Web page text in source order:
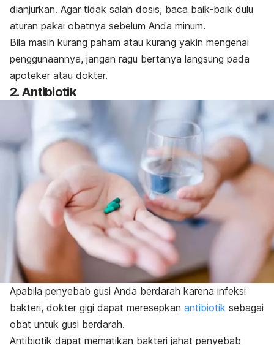
dianjurkan. Agar tidak salah dosis, baca baik-baik dulu
aturan pakai obatnya sebelum Anda minum.
Bila masih kurang paham atau kurang yakin mengenai
penggunaannya, jangan ragu bertanya langsung pada
apoteker atau dokter.
2. Antibiotik
Apabila penyebab gusi Anda berdarah karena infeksi
bakteri, dokter gigi dapat meresepkan antibiotik sebagai
obat untuk gusi berdarah.
Antibiotik dapat mematikan bakteri jahat penyebab